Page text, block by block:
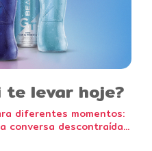
te levar hoje?
diferentes momentos:
conversa descontraída...